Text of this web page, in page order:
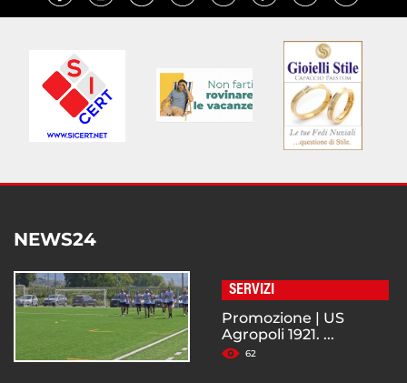
NEWS24
SERVIZI
Promozione | US
Agropoli 1921. ...
62